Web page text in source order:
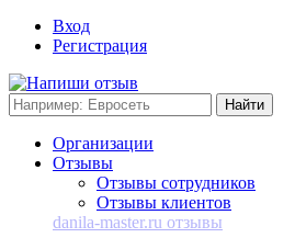
Вход
Регистрация
Организации
Отзывы
Отзывы сотрудников
Отзывы клиентов
danila-master.ru отзывы